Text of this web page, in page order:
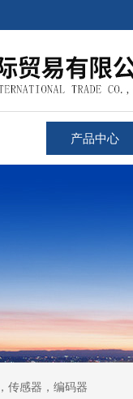
产品中心
传感器，编码器